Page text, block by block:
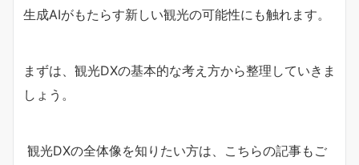
生成AIがもたらす新しい観光の可能性にも触れます。
まずは、観光DXの基本的な考え方から整理していきま
しょう。
観光DXの全体像を知りたい方は、こちらの記事もご